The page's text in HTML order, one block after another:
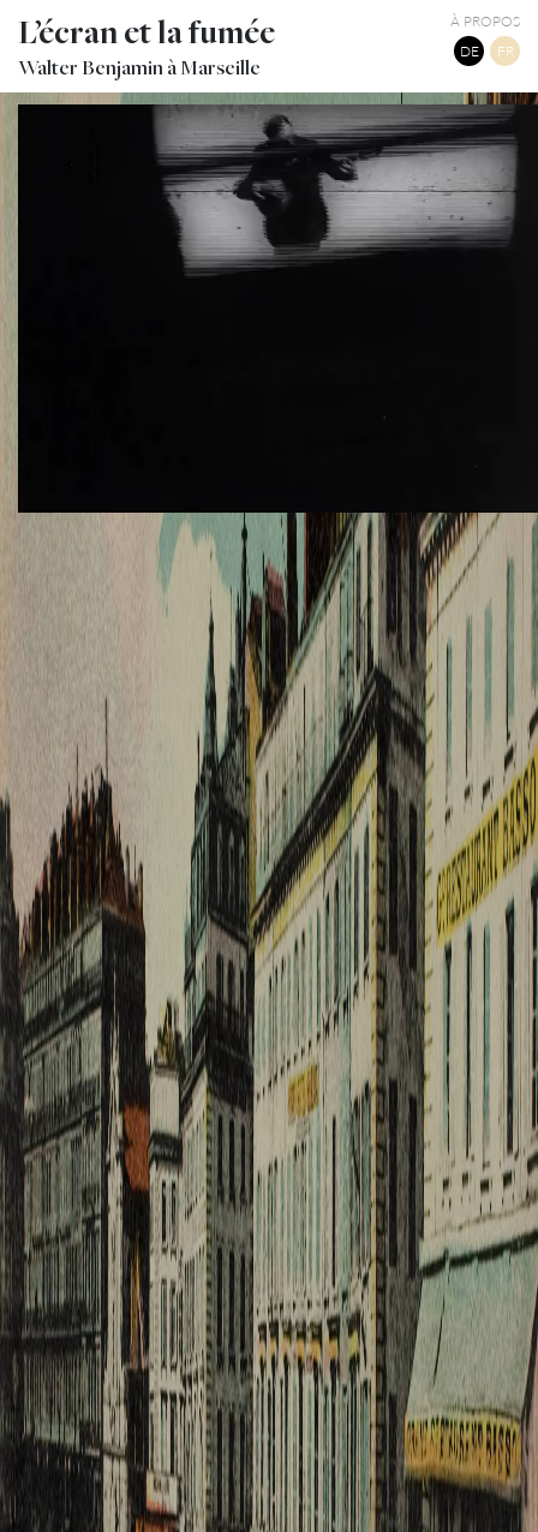
L’écran et la fumée
Walter Benjamin à Marseille
À PROPOS
DE
FR
FILM JOURNAL : ARCHITECTS’ CONGRESS